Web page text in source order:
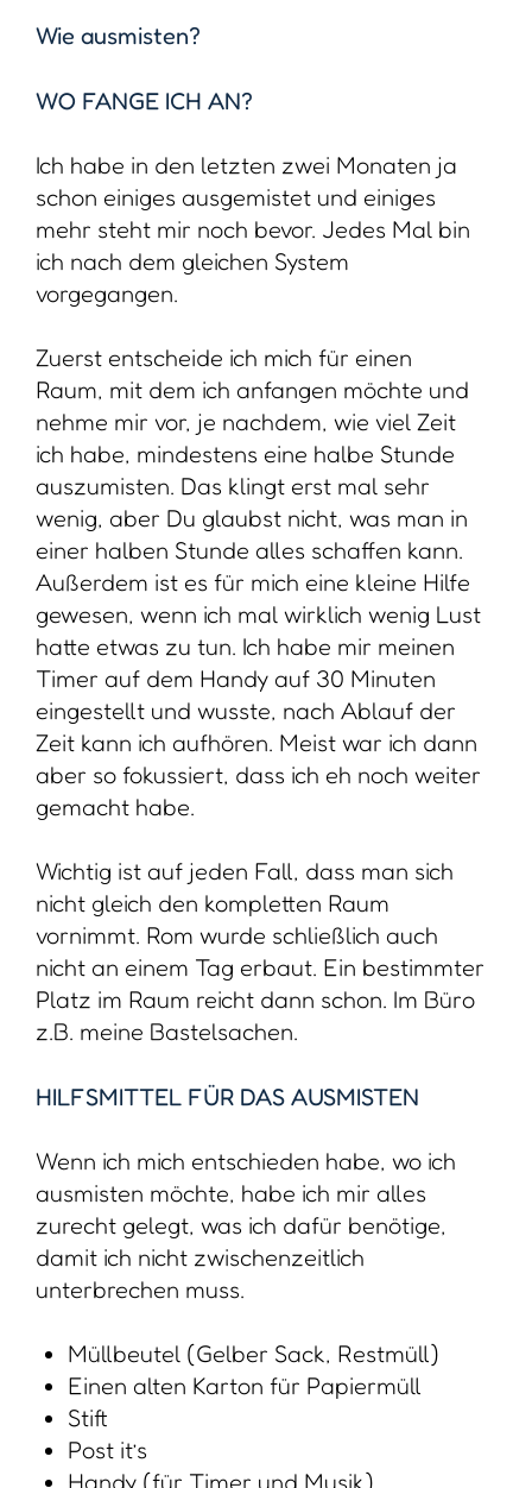
Wie ausmisten?
WO FANGE ICH AN?
Ich habe in den letzten zwei Monaten ja
schon einiges ausgemistet und einiges
mehr steht mir noch bevor. Jedes Mal bin
ich nach dem gleichen System
vorgegangen.
Zuerst entscheide ich mich für einen
Raum, mit dem ich anfangen möchte und
nehme mir vor, je nachdem, wie viel Zeit
ich habe, mindestens eine halbe Stunde
auszumisten. Das klingt erst mal sehr
wenig, aber Du glaubst nicht, was man in
einer halben Stunde alles schaffen kann.
Außerdem ist es für mich eine kleine Hilfe
gewesen, wenn ich mal wirklich wenig Lust
hatte etwas zu tun. Ich habe mir meinen
Timer auf dem Handy auf 30 Minuten
eingestellt und wusste, nach Ablauf der
Zeit kann ich aufhören. Meist war ich dann
aber so fokussiert, dass ich eh noch weiter
gemacht habe.
Wichtig ist auf jeden Fall, dass man sich
nicht gleich den kompletten Raum
vornimmt. Rom wurde schließlich auch
nicht an einem Tag erbaut. Ein bestimmter
Platz im Raum reicht dann schon. Im Büro
z.B. meine Bastelsachen.
HILFSMITTEL FÜR DAS AUSMISTEN
Wenn ich mich entschieden habe, wo ich
ausmisten möchte, habe ich mir alles
zurecht gelegt, was ich dafür benötige,
damit ich nicht zwischenzeitlich
unterbrechen muss.
Müllbeutel (Gelber Sack, Restmüll)
Einen alten Karton für Papiermüll
Stift
Post it’s
Handy (für Timer und Musik)